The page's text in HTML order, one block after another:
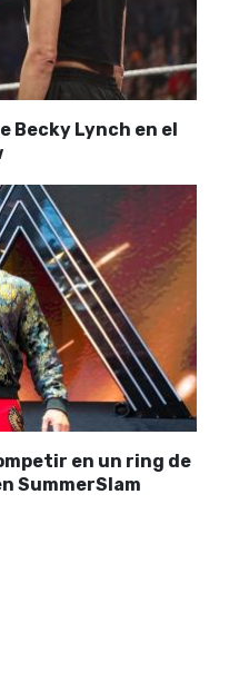
Becky Lynch en el
en un ring de
SummerSlam